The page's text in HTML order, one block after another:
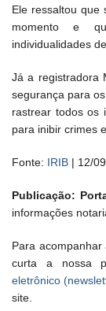
Ele ressaltou que
momento e
individualidades
Já a registradora
segurança para
rastrear todos os
para inibir crimes
Fonte: IRIB | 12/
Publicação:
informações
Para
curta a nossa
eletrônico
site.